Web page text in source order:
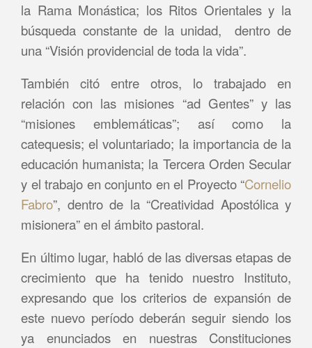
la Rama Monástica; los Ritos Orientales y la
búsqueda constante de la unidad, dentro de
una “Visión providencial de toda la vida”.
También citó entre otros, lo trabajado en
relación con las misiones “ad Gentes” y las
“misiones emblemáticas”; así como la
catequesis; el voluntariado; la importancia de la
educación humanista; la Tercera Orden Secular
y el trabajo en conjunto en el Proyecto “Cornelio
Fabro”, dentro de la “Creatividad Apostólica y
misionera” en el ámbito pastoral.
En último lugar, habló de las diversas etapas de
crecimiento que ha tenido nuestro Instituto,
expresando que los criterios de expansión de
este nuevo período deberán seguir siendo los
ya enunciados en nuestras Constituciones